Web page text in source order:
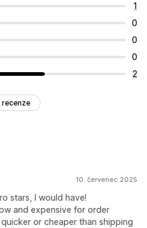
1
0
0
0
2
recenze
10. červenec 2025
stars, I would have!
and expensive for order
or cheaper than shipping